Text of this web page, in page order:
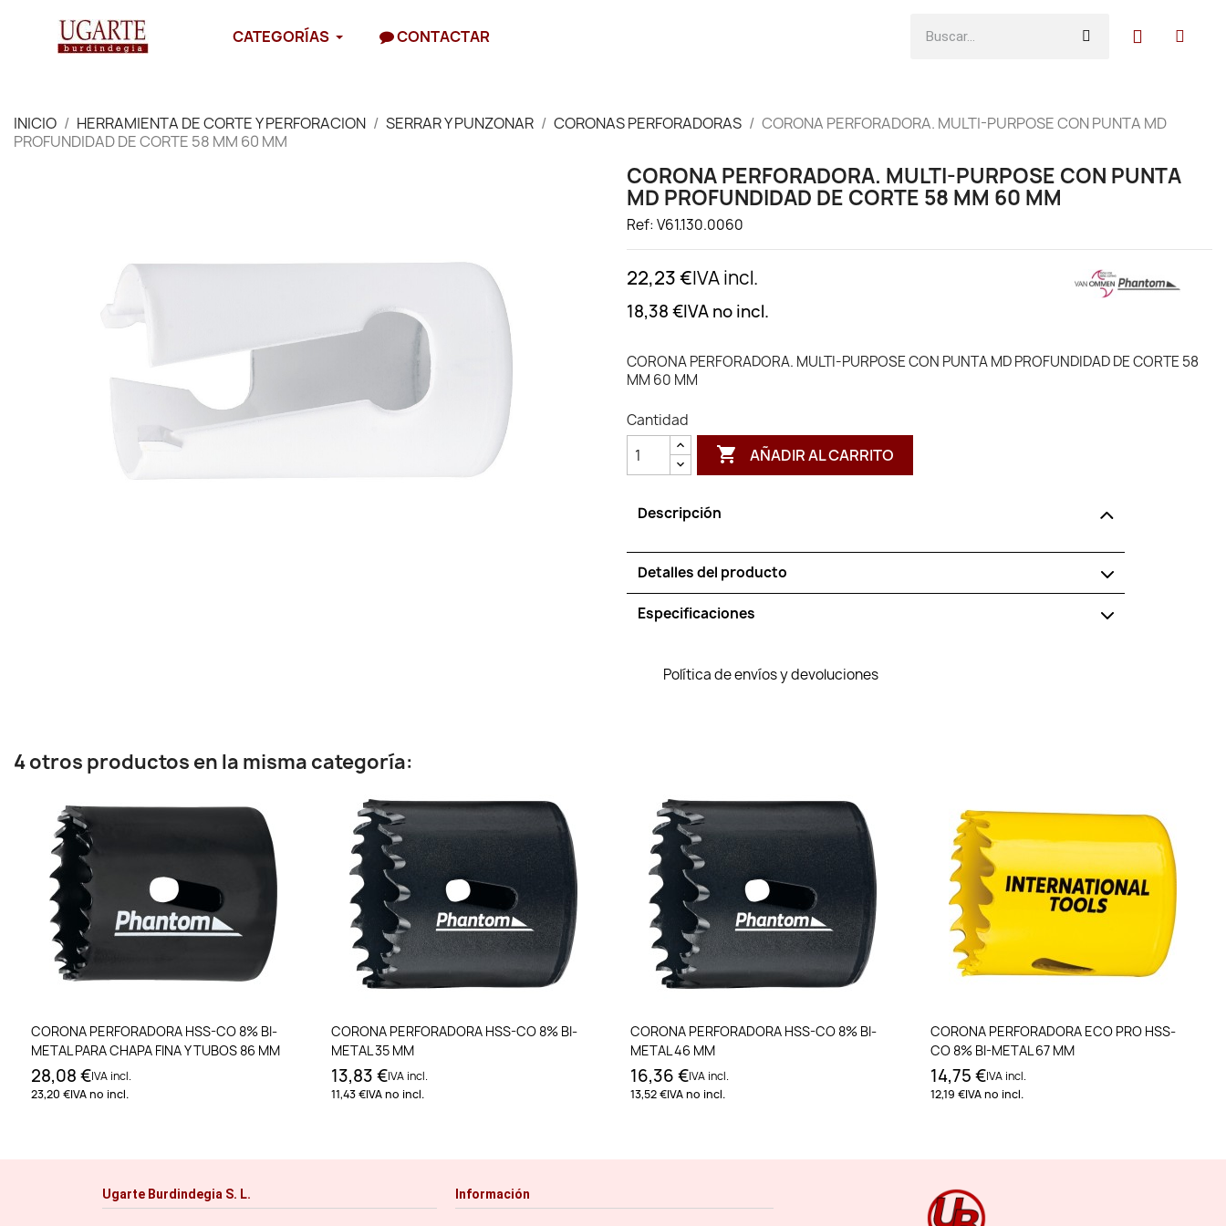
CATEGORÍAS CONTACTAR
INICIO HERRAMIENTA DE CORTE Y PERFORACION SERRAR Y PUNZONAR CORONAS PERFORADORAS
CORONA PERFORADORA. MULTI-PURPOSE CON PUNTA MD
PROFUNDIDAD DE CORTE 58 MM 60 MM
CORONA PERFORADORA. MULTI-PURPOSE CON PUNTA
MD PROFUNDIDAD DE CORTE 58 MM 60 MM
Ref: V61.130.0060
22,23 €IVA incl.
18,38 €IVA no incl.
CORONA PERFORADORA. MULTI-PURPOSE CON PUNTA MD PROFUNDIDAD DE CORTE 58
MM 60 MM
Cantidad
 AÑADIR AL CARRITO
Descripción
Detalles del producto
Especificaciones
Política de envíos y devoluciones
4 otros productos en la misma categoría:
Añadir al carrito
CORONA PERFORADORA HSS-CO 8% BI-
METAL PARA CHAPA FINA Y TUBOS 86 MM
28,08 €IVA incl.
23,20 €IVA no incl.
Añadir al carrito
CORONA PERFORADORA HSS-CO 8% BI-
METAL 35 MM
13,83 €IVA incl.
11,43 €IVA no incl.
Añadir al carrito
CORONA PERFORADORA HSS-CO 8% BI-
METAL 46 MM
16,36 €IVA incl.
13,52 €IVA no incl.
Añadir al carrito
CORONA PERFORADORA ECO PRO HSS-
CO 8% BI-METAL 67 MM
14,75 €IVA incl.
12,19 €IVA no incl.
Ugarte Burdindegia S. L. Información